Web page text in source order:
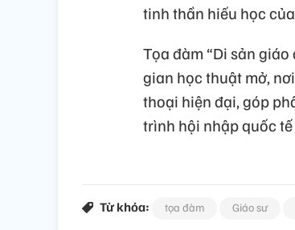
tinh thần hiếu học
Tọa đàm “Di sản
gian học thuật mở,
thoại hiện đại, góp
trình hội nhập quốc
Từ khóa: tọa đàm Giáo sư